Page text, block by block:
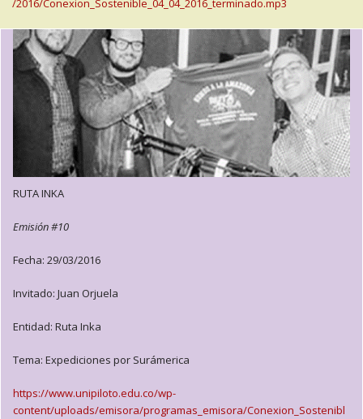
/2016/Conexion_Sostenible_04_04_2016_terminado.mp3
RUTA INKA
Emisión #10
Fecha: 29/03/2016
Invitado: Juan Orjuela
Entidad: Ruta Inka
Tema: Expediciones por Surámerica
https://www.unipiloto.edu.co/wp-
content/uploads/emisora/programas_emisora/Conexion_Sostenibl